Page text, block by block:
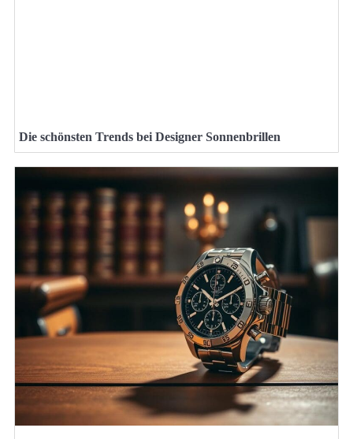
Die schönsten Trends bei Designer Sonnenbrillen